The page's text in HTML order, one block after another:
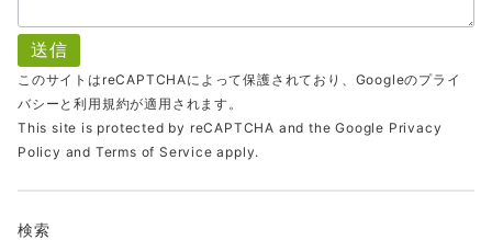
このサイトはreCAPTCHAによって保護されており、Googleのプライ
バシー と利用規約が適用されます。
This site is protected by reCAPTCHA and the Google Privacy
Policy and Terms of Service apply.
検索